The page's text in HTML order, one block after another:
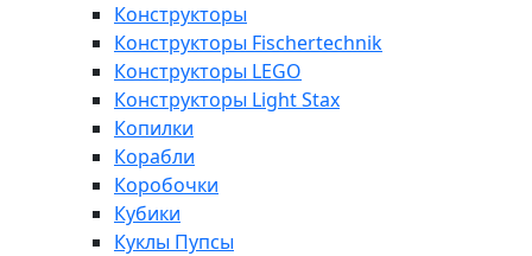
Конструкторы
Конструкторы Fisсhertechnik
Конструкторы LEGO
Конструкторы Light Stax
Копилки
Корабли
Коробочки
Кубики
Куклы Пупсы